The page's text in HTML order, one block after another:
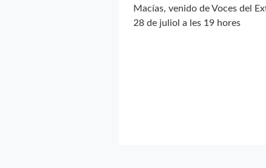
Macías, venido de Voces del
28 de juliol a les 19 hores